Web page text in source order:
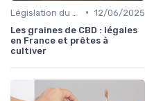
• 12/06/2025
Les graines de CBD : légales
en France et prêtes à
cultiver